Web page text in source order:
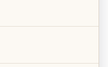
我孫子市我孫子1858